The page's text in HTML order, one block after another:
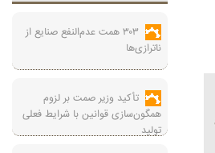
۳۰۳ همت عدم‌النفع صنایع از
ناترازی‌ها
تأکید وزیر صمت بر لزوم
همگون‌سازی قوانین با شرایط فعلی
تولید